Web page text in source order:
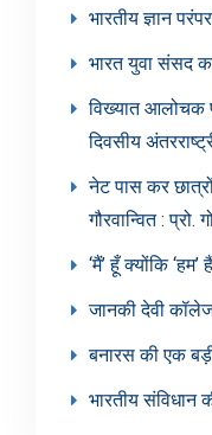
भारतीय ज्ञान
भारत युवा संसद
विख्यात आलोचक
दिवसीय
नेट पास कर
गौरवान्वित : प्रो.
‘मैं’ हूँ क्योंकि ‘हम’
जानकी देवी
बनारस की एक
भारतीय संविधान